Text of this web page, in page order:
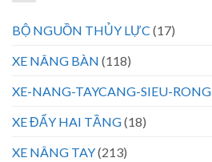
BỘ NGUỒN THỦY LỰC (17)
XE NÂNG BÀN (118)
XE-NANG-TAYCANG-SIEU-RONG
XE ĐẨY HAI TẦNG(18)
XE NÂNG TAY(213)